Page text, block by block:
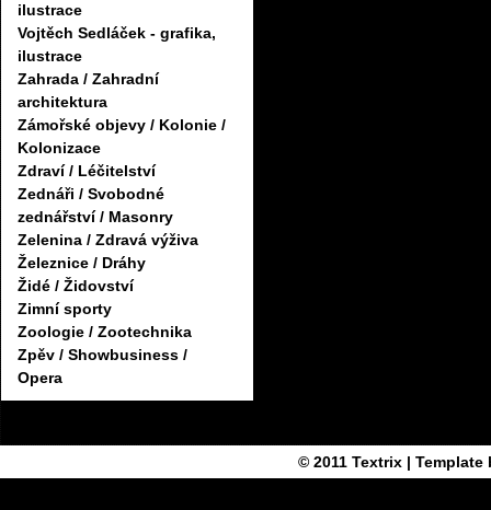
ilustrace
Vojtěch Sedláček - grafika,
ilustrace
Zahrada / Zahradní
architektura
Zámořské objevy / Kolonie /
Kolonizace
Zdraví / Léčitelství
Zednáři / Svobodné
zednářství / Masonry
Zelenina / Zdravá výživa
Železnice / Dráhy
Židé / Židovství
Zimní sporty
Zoologie / Zootechnika
Zpěv / Showbusiness /
Opera
© 2011 Textrix| Template